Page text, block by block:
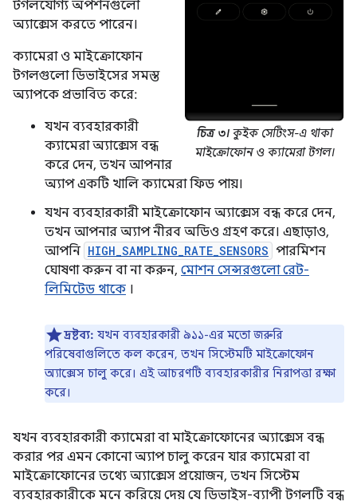
চিত্র ৩।কুইক সেটিংস-এ থাকা
মাইক্রোফোন ও ক্যামেরা টগল।
টগলযোগ্য অপশনগুলো
অ্যাক্সেস করতে পারেন।
ক্যামেরা ও মাইক্রোফোন
টগলগুলো ডিভাইসের সমস্ত
অ্যাপকে প্রভাবিত করে:
যখন ব্যবহারকারী
ক্যামেরা অ্যাক্সেস বন্ধ
করে দেন, তখন আপনার
অ্যাপ একটি খালি ক্যামেরা ফিড পায়।
যখন ব্যবহারকারী মাইক্রোফোন অ্যাক্সেস বন্ধ করে দেন,
তখন আপনার অ্যাপ নীরব অডিও গ্রহণ করে। এছাড়াও,
আপনি HIGH_SAMPLING_RATE_SENSORS পারমিশন
ঘোষণা করুন বা না করুন, মোশন সেন্সরগুলো রেট-
লিমিটেড থাকে ।
দ্রষ্টব্য: যখন ব্যবহারকারী ৯১১-এর মতো জরুরি
পরিষেবাগুলিতে কল করেন, তখন সিস্টেমটি মাইক্রোফোন
অ্যাক্সেস চালু করে। এই আচরণটি ব্যবহারকারীর নিরাপত্তা রক্ষা
করে।
যখন ব্যবহারকারী ক্যামেরা বা মাইক্রোফোনের অ্যাক্সেস বন্ধ
করার পর এমন কোনো অ্যাপ চালু করেন যার ক্যামেরা বা
মাইক্রোফোনের তথ্যে অ্যাক্সেস প্রয়োজন, তখন সিস্টেম
ব্যবহারকারীকে মনে করিয়ে দেয় যে ডিভাইস-ব্যাপী টগলটি বন্ধ